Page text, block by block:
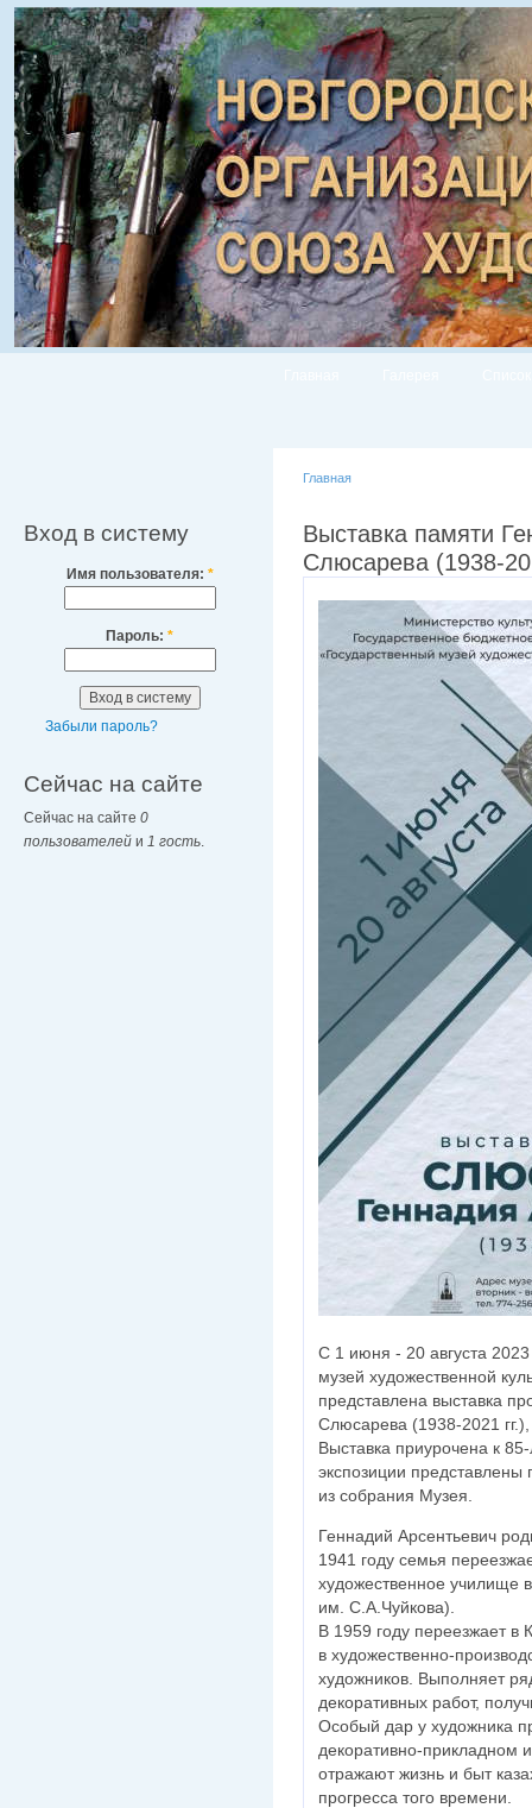
Вход в систему
Имя пользователя: *
Пароль: *
Забыли пароль?
Сейчас на сайте
Сейчас на сайте 0
пользователей и 1 гость
Главная
Выставка памяти
Слюсарева (1938-
С 1 июня - 20 августа
музей художественной
представлена выставка
Слюсарева (1938-2021
Выставка приурочена к
экспозиции
из собрания Музея.
Геннадий Арсентьевич
1941 году семья
художественное училище
им. С.А.Чуйкова).
В 1959 году переезжает в
в художественно-
художников. Выполняет
декоративных работ,
Особый дар у художника
декоративно-прикладном
отражают жизнь и быт
прогресса того времени.